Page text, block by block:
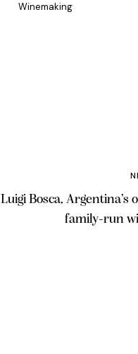
Winemaking
Luigi Bosca, Argentina’s
family-run